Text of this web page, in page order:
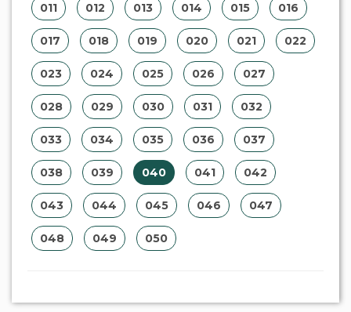
011 012 013 014 015 016
017 018 019 020 021 022
023 024 025 026 027
028 029 030 031 032
033 034 035 036 037
038 039 040 041 042
043 044 045 046 047
048 049 050